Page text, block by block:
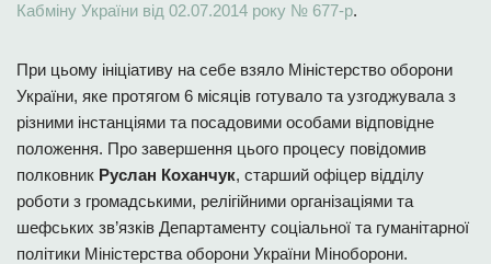
Кабміну України від 02.07.2014 року № 677-р.
При цьому ініціативу на себе взяло Міністерство оборони
України, яке протягом 6 місяців готувало та узгоджувала з
різними інстанціями та посадовими особами відповідне
положення. Про завершення цього процесу повідомив
полковник Руслан Коханчук, старший офіцер відділу
роботи з громадськими, релігійними організаціями та
шефських зв’язків Департаменту соціальної та гуманітарної
політики Міністерства оборони України Міноборони.